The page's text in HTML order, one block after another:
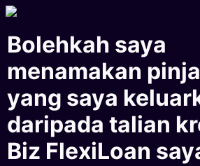
Bolehkah saya
menamakan
yang saya
daripada talian
Biz FlexiLoan